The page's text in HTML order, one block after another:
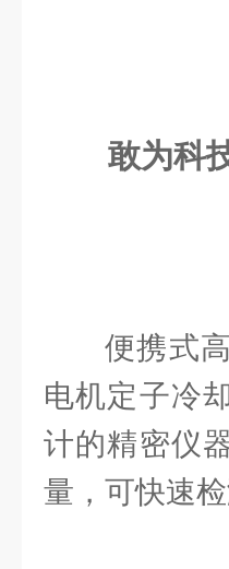
敢为科
便携式
电机定子冷
计的精密仪
量，可快速